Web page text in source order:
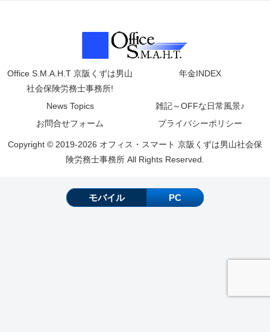
Office S.M.A.H.T 京阪くずは男山
社会保険労務士事務所!
年金INDEX
News Topics
雑記～OFFな日常風景♪
お問合せフォーム
プライバシーポリシー
Copyright © 2019-2026 オフィス・スマート 京阪くずは男山社会保
険労務士事務所 All Rights Reserved.
モバイル PC